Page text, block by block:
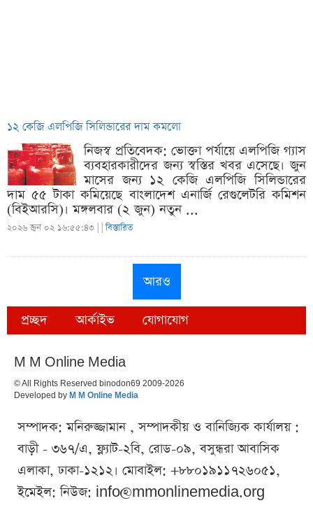
১২ কেজি এলপিজি সিলিন্ডারের দাম কমলো
নিজস্ব প্রতিবেদক: ভোক্তা পর্যায়ে এলপিজি গ্যাস
ব্যবহারকারীদের জন্য স্বস্তির খবর এসেছে। জুন
মাসের জন্য ১২ কেজি এলপিজি সিলিন্ডারের
দাম ৫৫ টাকা কমিয়েছে বাংলাদেশ এনার্জি রেগুলেটরি কমিশন
(বিইআরসি)। মঙ্গলবার (২ জুন) নতুন ...
২০২৬ জুন ০২ ১৬:৫৫:৪৩ | |বিস্তারিত
আরও
প্রচ্ছদ আর্কাইভ যোগাযোগ
M M Online Media
© All Rights Reserved binodon69 2009-2026
Developed by M M Online Media
সম্পাদক: মনিরুজ্জামান , সম্পাদকীয় ও বানিজ্যিক কার্যালয় :
বাড়ী - ৩৬৭/এ, ফ্ল্যাট-২বি, রোড-০৯, বসুন্ধরা আবাসিক
এলাকা, ঢাকা-১২১২। মোবাইল: +৮৮০১৯১১৭২৬০৫১,
ইমেইল: নিউজ: info@mmonlinemedia.org